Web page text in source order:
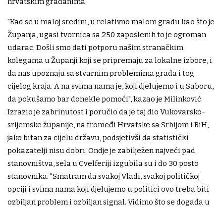
"Kad se u maloj sredini, u relativno malom gradu kao što je
Županja, ugasi tvornica sa 250 zaposlenih to je ogroman
udarac. Došli smo dati potporu našim stranačkim
kolegama u Županji koji se pripremaju za lokalne izbore, i
da nas upoznaju sa stvarnim problemima grada i tog
cijelog kraja. A na svima nama je, koji djelujemo i u Saboru,
da pokušamo bar donekle pomoći", kazao je Milinković.
Izrazio je zabrinutost i poručio da je taj dio Vukovarsko-
srijemske županije, na tromeđi Hrvatske sa Srbijom i BiH,
jako bitan za cijelu državu, podsjetivši da statistički
pokazatelji nisu dobri. Ondje je zabilježen najveći pad
stanovništva, sela u Cvelferiji izgubila su i do 30 posto
stanovnika. "Smatram da svakoj Vladi, svakoj političkoj
opciji i svima nama koji djelujemo u politici ovo treba biti
ozbiljan problem i ozbiljan signal. Vidimo što se događa u